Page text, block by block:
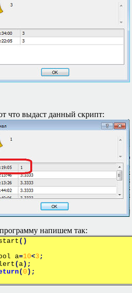
что выдаст данный скрипт:
напишем так:
()
a=10<3 ;
( a);
( 0 );